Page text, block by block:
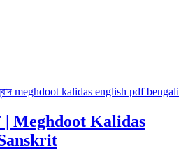
| Meghdoot Kalidas